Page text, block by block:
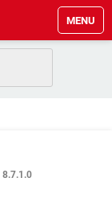
MENU
8.7.1.0